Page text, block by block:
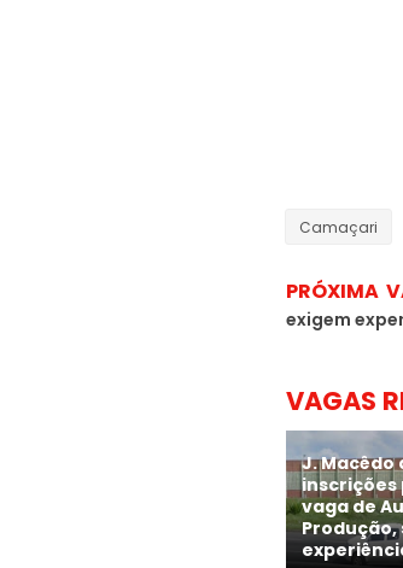
Camaçari
PRÓXIMA
exigem
VAGAS
J. Macêdo
inscrições
vaga de
Produção,